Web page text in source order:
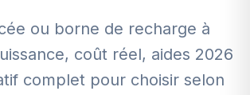
ou borne de recharge à
coût réel, aides 2026
complet pour choisir selon